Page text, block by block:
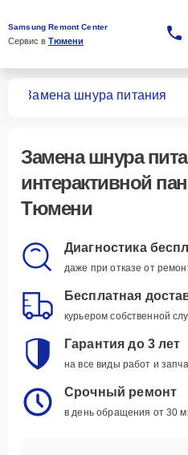
Samsung Remont Center
Сервис в Тюмени
Замена шнура питания
Замена шнура
интерактивной
Тюмени
Диагностика
даже при отказе от
Бесплатная
курьером собственной
Гарантия до 3 лет
на все виды работ и
Срочный ремонт
в день обращения от 30